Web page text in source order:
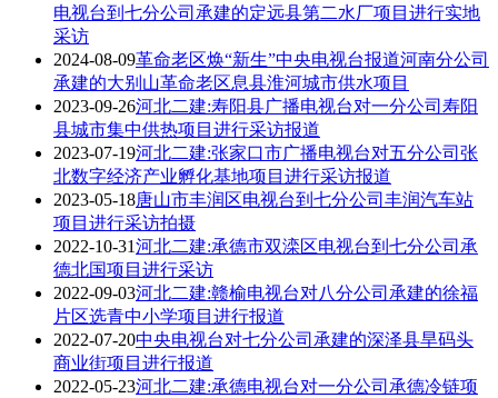
电视台到七分公司承建的定远县第二水厂项目进行实地
采访
2024-08-09革命老区焕“新生”中央电视台报道河南分公司
承建的大别山革命老区息县淮河城市供水项目
2023-09-26河北二建:寿阳县广播电视台对一分公司寿阳
县城市集中供热项目进行采访报道
2023-07-19河北二建:张家口市广播电视台对五分公司张
北数字经济产业孵化基地项目进行采访报道
2023-05-18唐山市丰润区电视台到七分公司丰润汽车站
项目进行采访拍摄
2022-10-31河北二建:承德市双滦区电视台到七分公司承
德北国项目进行采访
2022-09-03河北二建:赣榆电视台对八分公司承建的徐福
片区选青中小学项目进行报道
2022-07-20中央电视台对七分公司承建的深泽县旱码头
商业街项目进行报道
2022-05-23河北二建:承德电视台对一分公司承德冷链项